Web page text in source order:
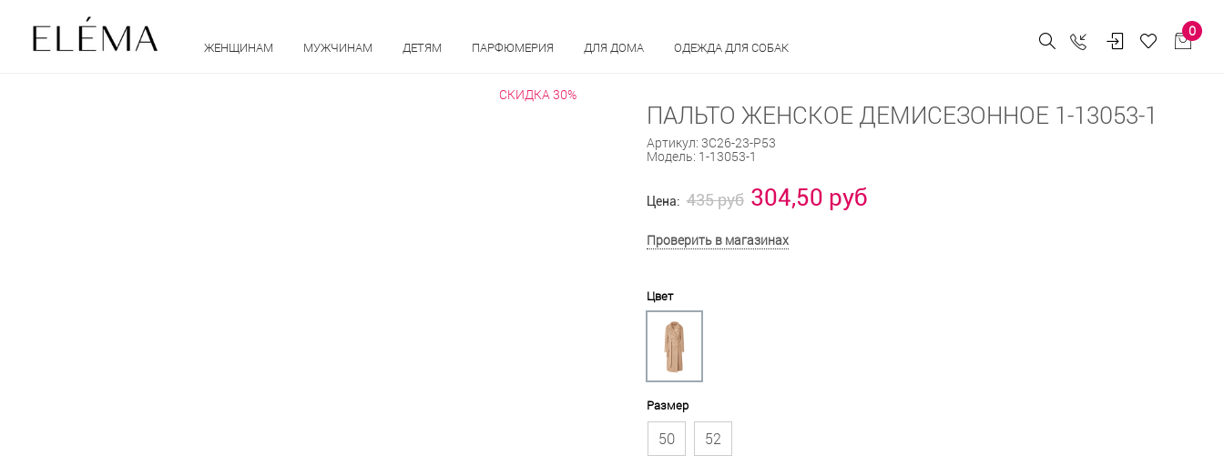
ЖЕНЩИНАМ МУЖЧИНАМ ДЕТЯМ ПАРФЮМЕРИЯ ДЛЯ ДОМА ОДЕЖДА ДЛЯ СОБАК
0
СКИДКА 30%
ПАЛЬТО ЖЕНСКОЕ ДЕМИСЕЗОННОЕ 1-13053-1
Артикул: 3С26-23-Р53
Модель: 1-13053-1
Цена: 435 руб 304,50 руб
Проверить в магазинах
Цвет
Размер
50 52